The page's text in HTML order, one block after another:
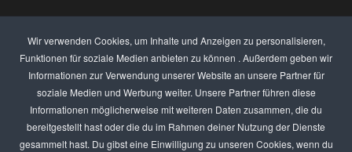
Wir verwenden Cookies, um Inhalte und Anzeigen zu personalisieren,
Funktionen für soziale Medien anbieten zu können . Außerdem geben wir
Informationen zur Verwendung unserer Website an unsere Partner für
soziale Medien und Werbung weiter. Unsere Partner führen diese
Informationen möglicherweise mit weiteren Daten zusammen, die du
bereitgestellt hast oder die du im Rahmen deiner Nutzung der Dienste
gesammelt hast. Du gibst eine Einwilligung zu unseren Cookies, wenn du
ANZEIGEN PREISE
BEWERTET UNS
KONTAKT